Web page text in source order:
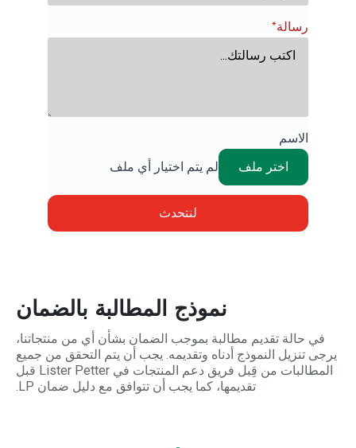
رسالة*
الاسم
اختر ملف لم يتم اختيار أي ملف
لنتحدث
نموذج المطالبة بالضمان
في حالة تقديم مطالبة بموجب الضمان بشأن أي من منتجاتنا،
يرجى تنزيل النموذج أدناه وتقديمه. يجب أن يتم التحقق من جميع
المطالبات من قِبل فريق دعم المنتجات في Lister Petter قبل
تقديمها، كما يجب أن تتوافق مع دليل ضمان LP.